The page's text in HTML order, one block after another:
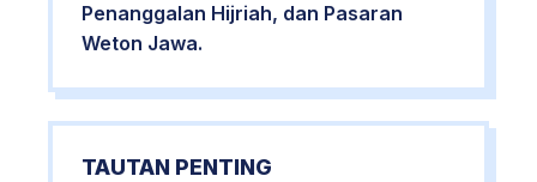
Penanggalan Hijriah, dan Pasaran
Weton Jawa.
TAUTAN PENTING